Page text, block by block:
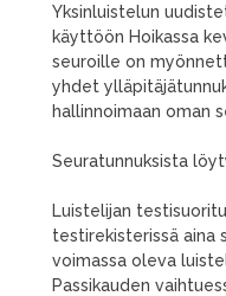
Yksinluistelun
käyttöön Hoikassa
seuroille on
yhdet
hallinnoimaan oman
Seuratunnuksista
Luistelijan
testirekisterissä aina
voimassa oleva
Passikauden